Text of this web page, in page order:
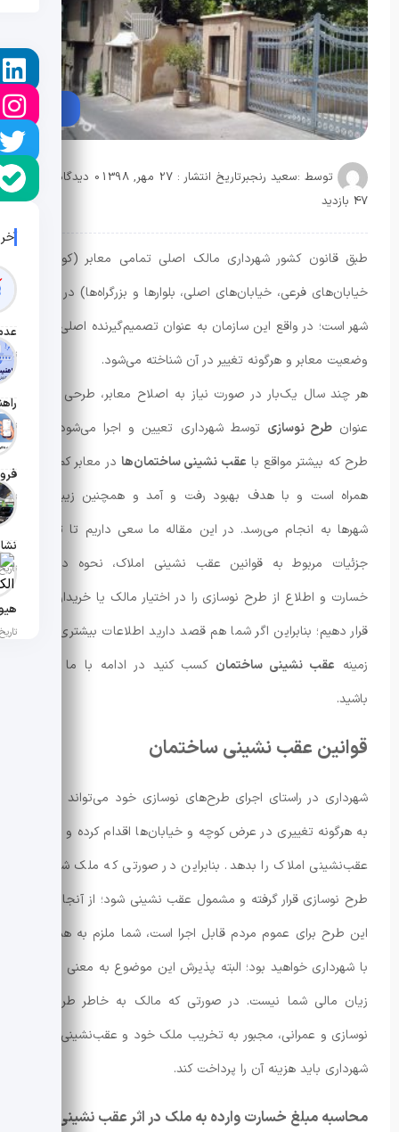
تاریخ
تاریخ
تاریخ
تاریخ
تاریخ
توسط :سعید رنجبرتاریخ انتشار : 27 مهر, 1398
0 دیدگاه
47 بازدید
طبق قانون کشور شهرداری مالک اصلی تمامی معابر (کوچه‌ها،
خیابان‌های فرعی، خیابان‌های اصلی، بلوارها و بزرگراه‌ها) در سطح
شهر است؛ در واقع این سازمان به عنوان تصمیم‌گیرنده اصلی بابت
وضعیت معابر و هرگونه تغییر در آن شناخته می‌شود.
هر چند سال یک‌بار در صورت نیاز به اصلاح معابر، طرحی تحت
عنوانطرح نوسازی توسط شهرداری تعیین و اجرا می‌شود. این
طرح که بیشتر مواقع با عقب ‌نشینی ساختمان‌ها در معابر کم‌عرض
همراه است و با هدف بهبود رفت و آمد و همچنین زیباسازی
شهرها به انجام می‌رسد. در این مقاله ما سعی داریم تا تمامی
جزئیات مربوط به قوانین عقب‌ نشینی املاک، نحوه دریافت
خسارت و اطلاع از طرح نوسازی را در اختیار مالک یا خریدار ملک
قرار دهیم؛ بنابراین اگر شما هم قصد دارید اطلاعات بیشتری را در
زمینه عقب نشینی ساختمان کسب کنید در ادامه با ما همراه
باشید.
قوانین عقب نشینی ساختمان
شهرداری در راستای اجرای طرح‌های نوسازی خود می‌تواند نسبت
به هرگونه تغییری در عرض کوچه و خیابان‌ها اقدام کرده و دستور
عقب‌نشینی املاک را بدهد. بنابراین در صورتی که ملک شما در
طرح نوسازی قرار گرفته و مشمول عقب ‌نشینی شود؛ از آنجایی که
این طرح برای عموم مردم قابل اجرا است، شما ملزم به همکاری
با شهرداری خواهید بود؛ البته پذیرش این موضوع به معنی ضرر و
زیان مالی شما نیست. در صورتی که مالک به خاطر طرح‌های
نوسازی و عمرانی، مجبور به تخریب ملک خود و عقب‌نشینی شود؛
شهرداری باید هزینه آن را پرداخت کند.
محاسبه مبلغ خسارت وارده به ملک در اثر عقب ‌نشینی